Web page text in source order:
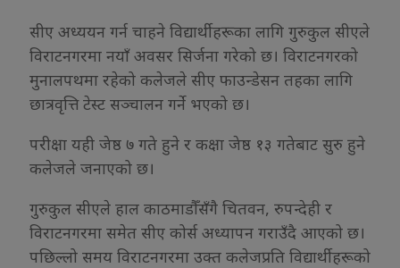
सीए अध्ययन गर्न चाहने विद्यार्थीहरूका लागि गुरुकुल सीएले
विराटनगरमा नयाँ अवसर सिर्जना गरेको छ। विराटनगरको
मुनालपथमा रहेको कलेजले सीए फाउन्डेसन तहका लागि
छात्रवृत्ति टेस्ट सञ्चालन गर्ने भएको छ।
परीक्षा यही जेष्ठ ७ गते हुने र कक्षा जेष्ठ १३ गतेबाट सुरु हुने
कलेजले जनाएको छ।
गुरुकुल सीएले हाल काठमाडौँसँगै चितवन, रुपन्देही र
विराटनगरमा समेत सीए कोर्स अध्यापन गराउँदै आएको छ।
पछिल्लो समय विराटनगरमा उक्त कलेजप्रति विद्यार्थीहरूको